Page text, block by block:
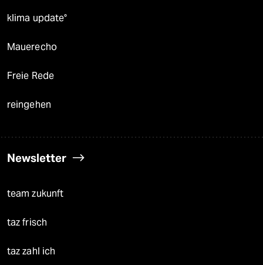
klima update°
Mauerecho
Freie Rede
reingehen
Newsletter
team zukunft
taz frisch
taz zahl ich